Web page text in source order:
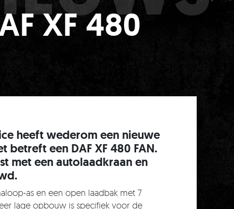
XF 480
heeft wederom een nieuwe
betreft een DAF XF 480 FAN.
met een autolaadkraan en
as en een open laadbak met 7
lage opbouw is specifiek voor de